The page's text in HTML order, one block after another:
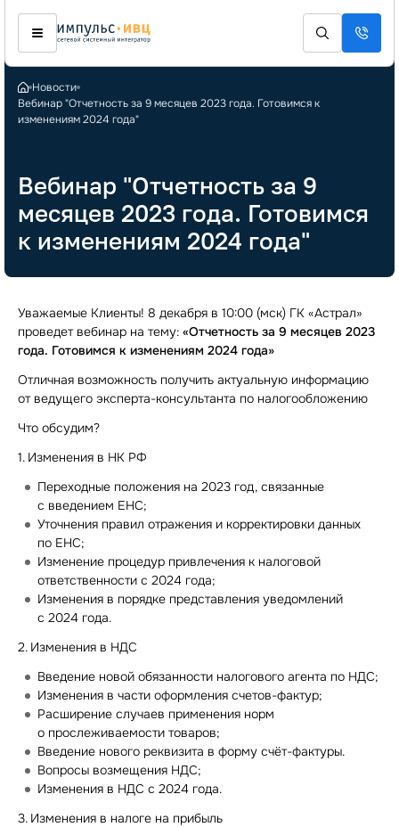
Новости
Вебинар "Отчетность за 9 месяцев 2023 года. Готовимся к
изменениям 2024 года"
Вебинар "Отчетность за 9
месяцев 2023 года. Готовимся
к изменениям 2024 года"
Уважаемые Клиенты! 8 декабря в 10:00 (мск) ГК «Астрал»
проведет вебинар на тему: «Отчетность за 9 месяцев 2023
года. Готовимся к изменениям 2024 года»
Отличная возможность получить актуальную информацию
от ведущего эксперта-консультанта по налогообложению
Что обсудим?
1. Изменения в НК РФ
Переходные положения на 2023 год, связанные
с введением ЕНС;
Уточнения правил отражения и корректировки данных
по ЕНС;
Изменение процедур привлечения к налоговой
ответственности с 2024 года;
Изменения в порядке представления уведомлений
с 2024 года.
2. Изменения в НДС
Введение новой обязанности налогового агента по НДС;
Изменения в части оформления счетов-фактур;
Расширение случаев применения норм
о прослеживаемости товаров;
Введение нового реквизита в форму счёт-фактуры.
Вопросы возмещения НДС;
Изменения в НДС с 2024 года.
3. Изменения в налоге на прибыль